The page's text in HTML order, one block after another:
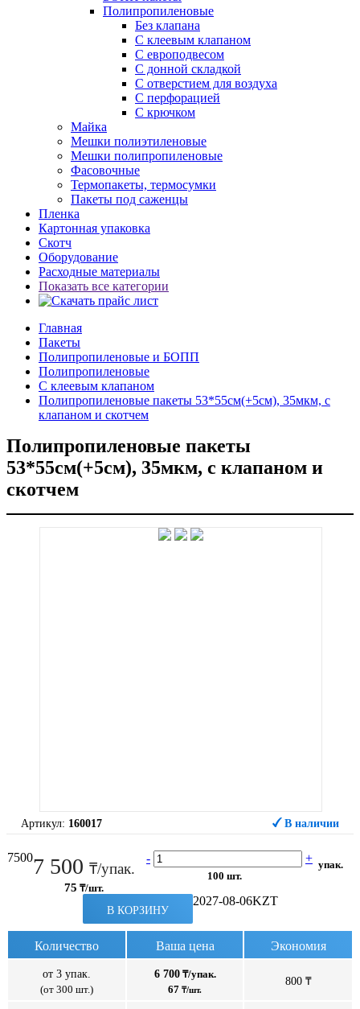
Полипропиленовые
Без клапана
C клеевым клапаном
С европодвесом
С донной складкой
С отверстием для воздуха
С перфорацией
С крючком
Майка
Мешки полиэтиленовые
Мешки полипропиленовые
Фасовочные
Термопакеты, термосумки
Пакеты под саженцы
Пленка
Картонная упаковка
Скотч
Оборудование
Расходные материалы
Показать все категории
Главная
Пакеты
Полипропиленовые и БОПП
Полипропиленовые
C клеевым клапаном
Полипропиленовые пакеты 53*55см(+5см), 35мкм, с
клапаном и скотчем
Полипропиленовые пакеты
53*55см(+5см), 35мкм, с клапаном и
скотчем
Артикул: 160017 В наличии
75007 500 ₸/упак.
75 ₸/шт.
- +
100 шт.
упак.
В КОРЗИНУ
2027-08-06KZT
Количество Ваша цена Экономия
от 3 упак.
(от 300 шт.)
6 700₸/упак.
67 ₸/шт.
800 ₸